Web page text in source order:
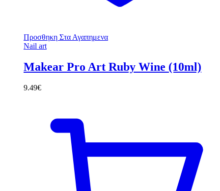
Προσθηκη Στα Αγαπημενα
Nail art
Makear Pro Art Ruby Wine (10ml)
9.49€